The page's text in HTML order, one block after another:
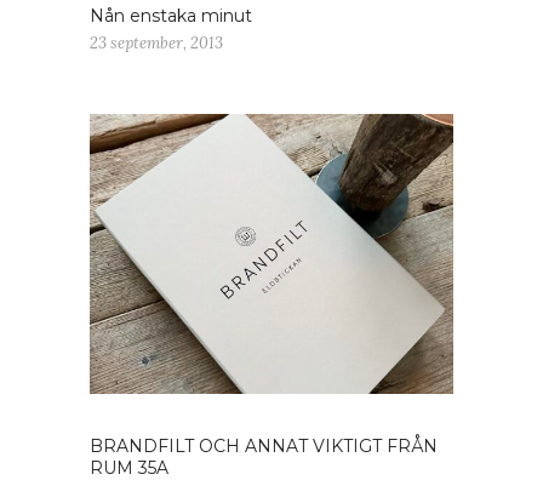
Nån enstaka minut
23 september, 2013
BRANDFILT OCH ANNAT VIKTIGT FRÅN
RUM 35A